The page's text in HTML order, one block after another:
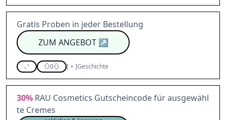
Gratis Proben in jeder Bestellung
ZUM ANGEBOT↗
0 [+]Geschichte
30% RAU Cosmetics Gutscheincode für ausgewähl
te Cremes